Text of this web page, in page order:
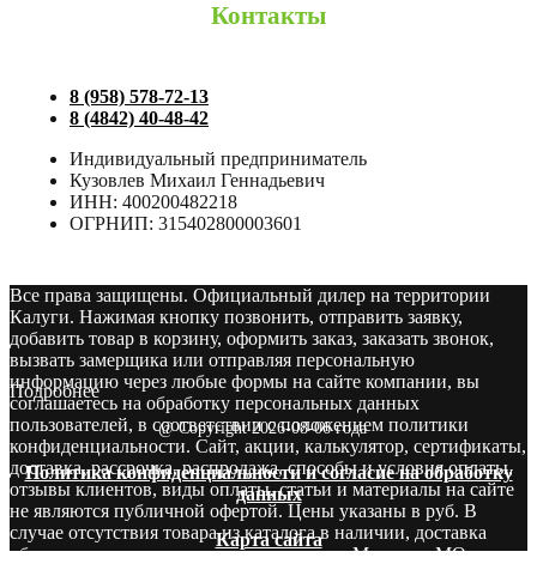
Контакты
8 (958) 578-72-13
8 (4842) 40-48-42
Индивидуальный предприниматель
Кузовлев Михаил Геннадьевич
ИНН: 400200482218
ОГРНИП: 315402800003601
Все права защищены. Официальный дилер на территории
Калуги. Нажимая кнопку позвонить, отправить заявку,
добавить товар в корзину, оформить заказ, заказать звонок,
вызвать замерщика или отправляя персональную
информацию через любые формы на сайте компании, вы
соглашаетесь на обработку персональных данных
пользователей, в соответствии с положением политики
конфиденциальности. Сайт, акции, калькулятор, сертификаты,
доставка, рассрочка, распродажа, способы и условия оплаты,
отзывы клиентов, виды оплаты, статьи и материалы на сайте
не являются публичной офертой. Цены указаны в руб. В
случае отсутствия товара из каталога в наличии, доставка
оборудования производится со складов в Москве и МО.
Подробнее
@ Copyright 2026-08-06 года
Политика конфиденциальности и согласие на обработку
данных
Карта сайта